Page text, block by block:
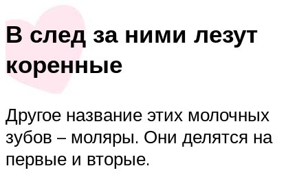
В след за ними лезут
коренные
Другое название этих молочных
зубов – моляры. Они делятся на
первые и вторые.